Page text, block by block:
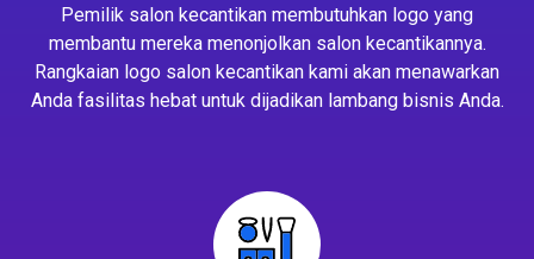
Pemilik salon kecantikan membutuhkan logo yang
membantu mereka menonjolkan salon kecantikannya.
Rangkaian logo salon kecantikan kami akan menawarkan
Anda fasilitas hebat untuk dijadikan lambang bisnis Anda.